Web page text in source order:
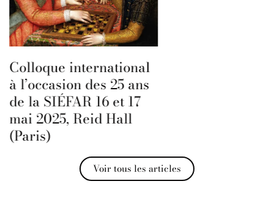
Colloque international
à l’occasion des 25 ans
de la SIÉFAR 16 et 17
mai 2025, Reid Hall
(Paris)
Voir tous les articles